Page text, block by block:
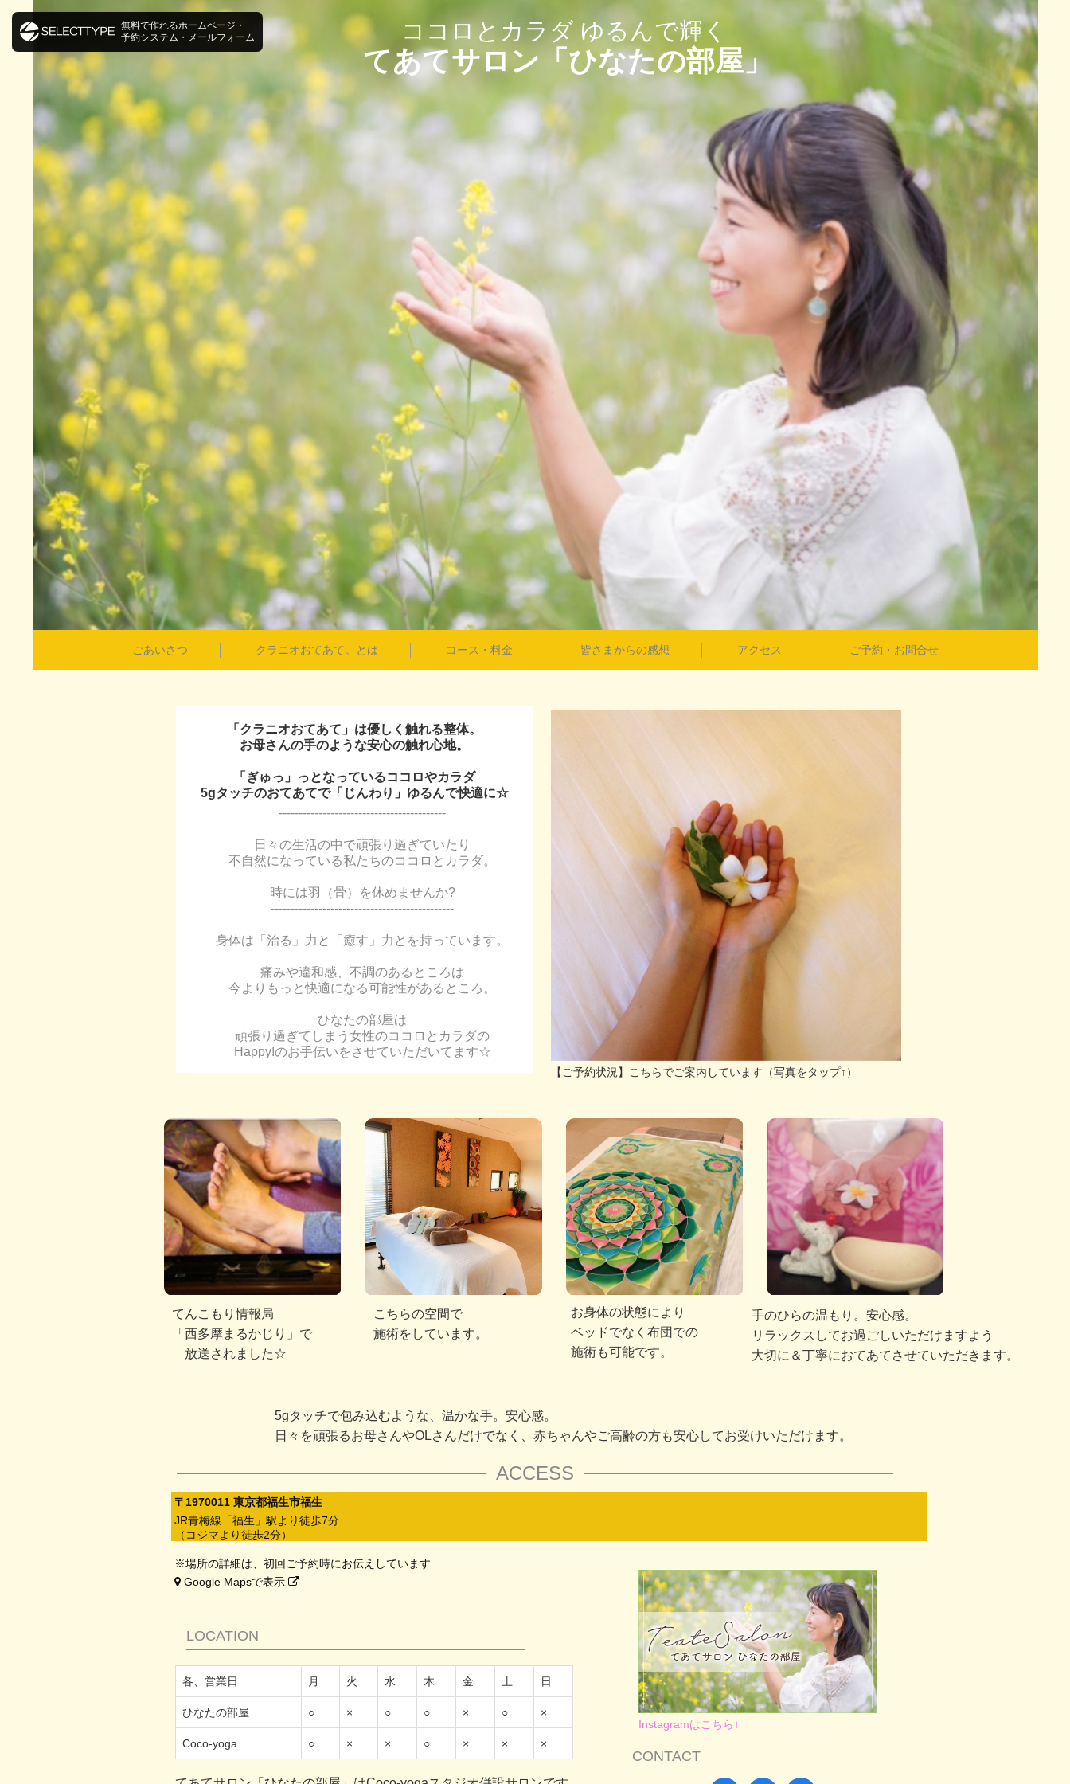
ごあいさつ クラニオおてあて。とは コース・料金 皆さまからの感想 アクセス ご予約・お問合せ
「クラニオおてあて」は優しく触れる整体。
お母さんの手のような安心の触れ心地。
「ぎゅっ」っとなっているココロやカラダ
5gタッチのおてあてで「じんわり」ゆるんで快適に☆
------------------------------------------
日々の生活の中で頑張り過ぎていたり
不自然になっている私たちのココロとカラダ。
時には羽（骨）を休めませんか?
----------------------------------------------
身体は「治る」力と「癒す」力とを持っています。
痛みや違和感、不調のあるところは
今よりもっと快適になる可能性があるところ。
ひなたの部屋は
頑張り過ぎてしまう女性のココロとカラダの
Happy!のお手伝いをさせていただいてます☆
【ご予約状況】こちらでご案内しています（写真をタップ↑）
ACCESS
〒1970011 東京都福生市福生
JR青梅線「福生」駅より徒歩7分
（コジマより徒歩2分）
※場所の詳細は、初回ご予約時にお伝えしています
Google Mapsで表示
LOCATION
CONTACT
ココロとカラダ ゆるんで輝く
てあてサロン「ひなたの部屋」
Instagramはこちら↑
各、営業日 月 火 水 木 金 土 日
ひなたの部屋 ○ × ○ ○ × ○ ×
Coco-yoga ○ × × ○ × × ×
5gタッチで包み込むような、温かな手。安心感。
日々を頑張るお母さんやOLさんだけでなく、赤ちゃんやご高齢の方も安心してお受けいただけます。
てんこもり情報局
「西多摩まるかじり」で
放送されました☆
こちらの空間で
施術をしています。
お身体の状態により
ベッドでなく布団での
施術も可能です。
手のひらの温もり。安心感。
リラックスしてお過ごしいただけますよう
大切に＆丁寧におてあてさせていただきます。
無料で作れるホームページ・
予約システム・メールフォーム